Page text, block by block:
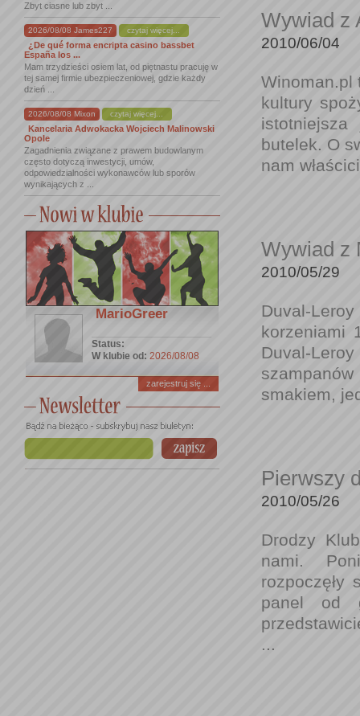
Zbyt ciasne lub zbyt ...
2026/08/08 James227 czytaj więcej...
¿De qué forma encripta casino bassbet
España los ...
Mam trzydzieści osiem lat, od piętnastu pracuję w
tej samej firmie ubezpieczeniowej, gdzie każdy
dzień ...
2026/08/08 Mixon czytaj więcej...
Kancelaria Adwokacka Wojciech Malinowski
Opole
Zagadnienia związane z prawem budowlanym
często dotyczą inwestycji, umów,
odpowiedzialności wykonawców lub sporów
wynikających z ...
MarioGreer
Status:
W klubie od: 2026/08/08
zarejestruj się ...
Wywiad z
2010/06/04
Winoman.pl
kultury
butelek. O
nam
Wywiad z
2010/05/29
Duval-
korzeniami
Duval-
smakiem,
Pierwszy
2010/05/26
Drodzy
nami.
panel od
...